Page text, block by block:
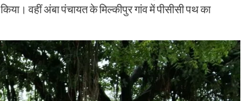
किया। वहीं अंबा पंचायत के मिल्कीपुर गांव में पीसीसी पथ का
भावुक माहौल में प्रधानाध्यापक अनिल कुमार सिन्हा
को दी गई विदाई, विद्यालय के विकास में योगदान को
किया गया याद
shankar July 31, 2026 0